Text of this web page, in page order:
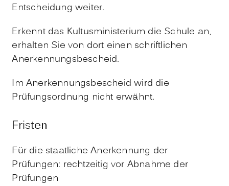
Entscheidung weiter.
Erkennt das Kultusministerium die Schule an,
erhalten Sie von dort einen schriftlichen
Anerkennungsbescheid.
Im Anerkennungsbescheid wird die
Prüfungsordnung nicht erwähnt.
Fristen
Für die staatliche Anerkennung der
Prüfungen: rechtzeitig vor Abnahme der
Prüfungen